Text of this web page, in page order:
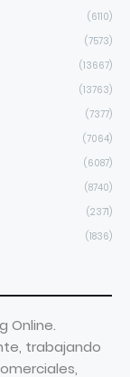
(6110)
(7573)
(13667)
(13763)
(7377)
(7064)
(6087)
(8740)
(2371)
(1836)
Online.
trabajando